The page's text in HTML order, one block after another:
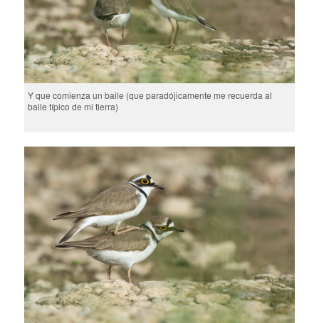
Y que comienza un baile (que paradójicamente me recuerda al
baile típico de mi tierra)